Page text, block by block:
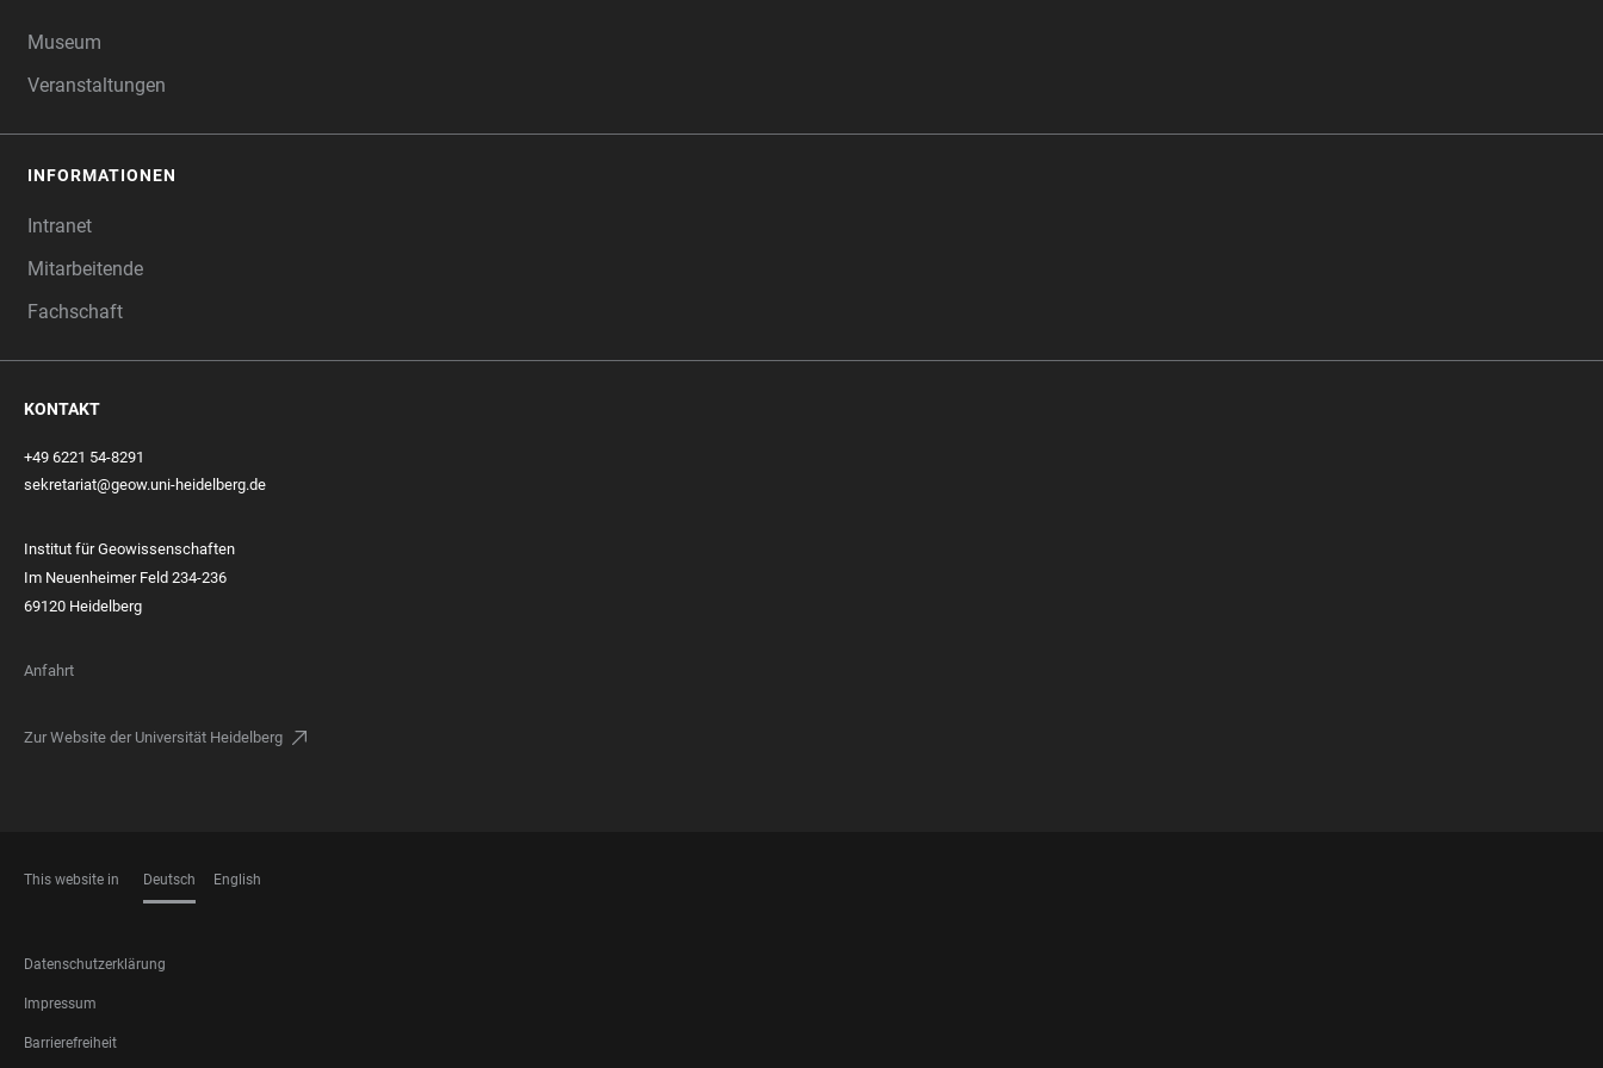
Museum
Veranstaltungen
INFORMATIONEN
Intranet
Mitarbeitende
Fachschaft
KONTAKT
+49 6221 54-8291
sekretariat@geow.uni-heidelberg.de
Institut für Geowissenschaften
Im Neuenheimer Feld 234-236
69120 Heidelberg
Anfahrt
Zur Website der Universität Heidelberg
This website in Deutsch English
FOOTER
LEGAL
Datenschutzerklärung
Impressum
Barrierefreiheit